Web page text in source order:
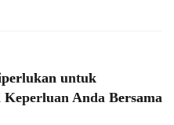
untuk
Anda Bersama